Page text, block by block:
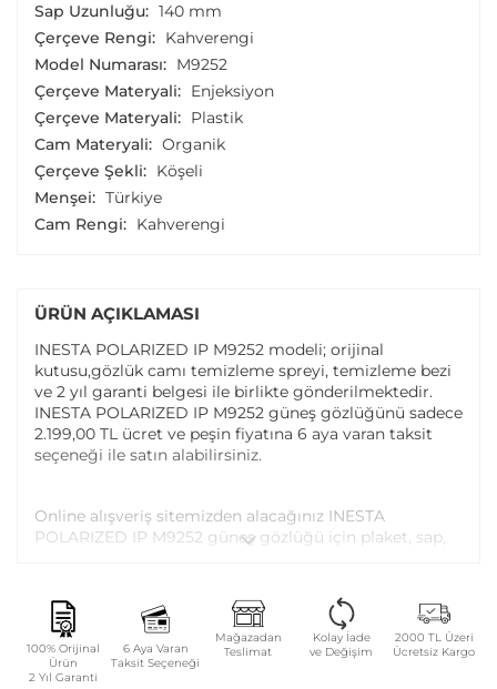
100% Orijinal
Ürün
2 Yıl Garanti
6 Aya Varan
Taksit Seçeneği
Mağazadan
Teslimat
Kolay İade
ve Değişim
2000 TL Üzeri
Ücretsiz Kargo
ÜRÜN AÇIKLAMASI
INESTA POLARIZED IP M9252 modeli; orijinal
kutusu,gözlük camı temizleme spreyi, temizleme bezi
ve 2 yıl garanti belgesi ile birlikte gönderilmektedir.
INESTA POLARIZED IP M9252 güneş gözlüğünü sadece
2.199,00 TL ücret ve peşin fiyatına 6 aya varan taksit
seçeneği ile satın alabilirsiniz.
Online alışveriş sitemizden alacağınız INESTA
POLARIZED IP M9252 güneş gözlüğü için plaket, sap,
Garanti kapsamı dışındaki parça değişim ve bakım
işlemleriniz ise parça ücreti karşılığında yapılmaktadır.
Sap Uzunluğu: 140 mm
Çerçeve Rengi: Kahverengi
Model Numarası: M9252
Çerçeve Materyali: Enjeksiyon
Çerçeve Materyali: Plastik
Cam Materyali: Organik
Çerçeve Şekli: Köşeli
Menşei: Türkiye
Cam Rengi: Kahverengi